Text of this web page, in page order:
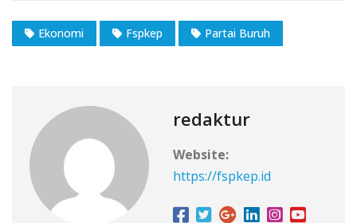
Ekonomi Fspkep Partai Buruh
redaktur
Website:
https://fspkep.id